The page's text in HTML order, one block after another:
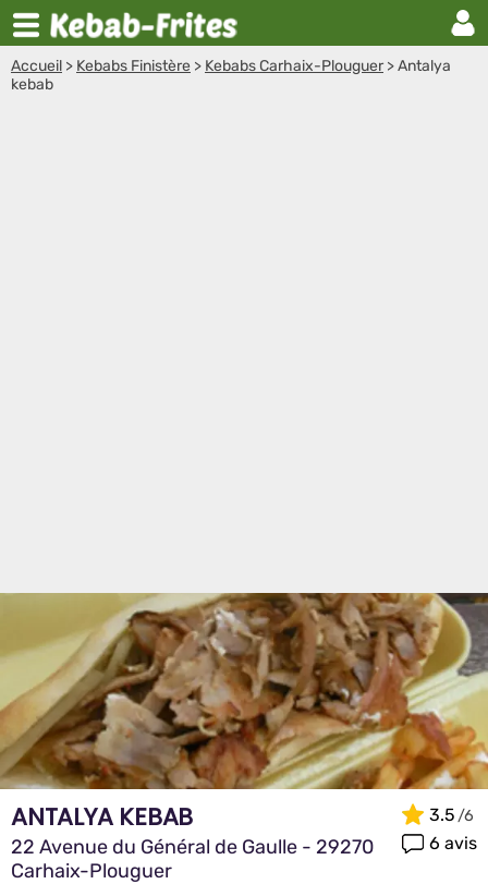
Accueil > Kebabs Finistère > Kebabs Carhaix-Plouguer >Antalya
kebab
ANTALYA KEBAB
22 Avenue du Général de Gaulle - 29270
Carhaix-Plouguer
3.5
6 avis